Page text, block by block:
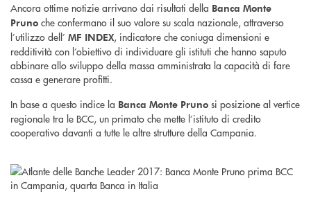
Ancora ottime notizie arrivano dai risultati della Banca Monte
Pruno che confermano il suo valore su scala nazionale, attraverso
l’utilizzo dell’ MF INDEX, indicatore che coniuga dimensioni e
redditività con l’obiettivo di individuare gli istituti che hanno saputo
abbinare allo sviluppo della massa amministrata la capacità di fare
cassa e generare profitti.
In base a questo indice la Banca Monte Pruno si posizione al vertice
regionale tra le BCC, un primato che mette l’istituto di credito
cooperativo davanti a tutte le altre strutture della Campania.